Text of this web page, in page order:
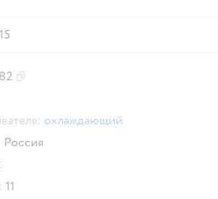
15
охлаждающий
Россия
11